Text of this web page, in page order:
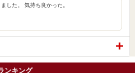
した。 気持ち良かった。
ンキング